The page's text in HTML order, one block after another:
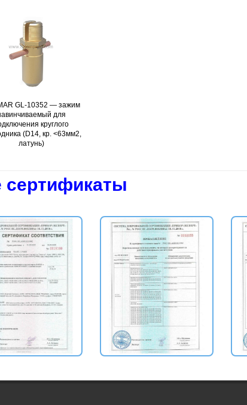
Подробнее
GL-10352 — зажим
для
круглого
(D14, кр. <63мм2,
латунь)
сертификаты